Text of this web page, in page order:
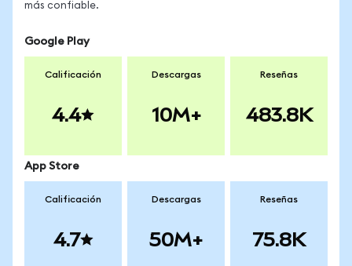
más confiable.
Google Play
Calificación
4.4
Descargas
10M+
Reseñas
483.8K
App Store
Calificación
4.7
Descargas
50M+
Reseñas
75.8K